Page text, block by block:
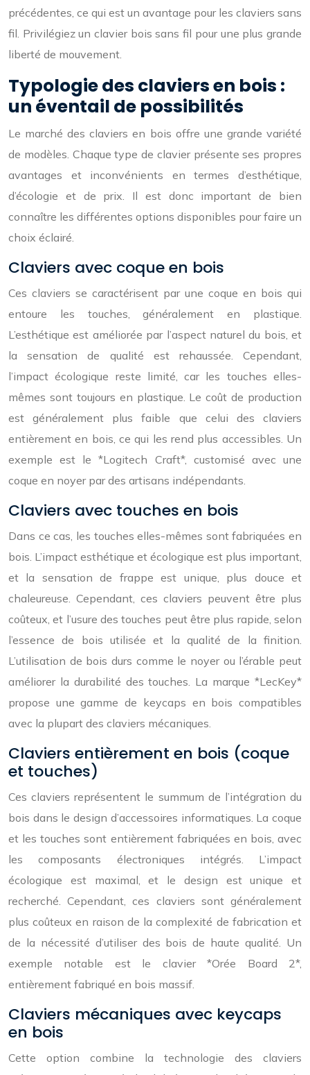
précédentes, ce qui est un avantage pour les claviers sans
fil. Privilégiez un clavier bois sans fil pour une plus grande
liberté de mouvement.
Typologie des claviers en bois :
un éventail de possibilités
Le marché des claviers en bois offre une grande variété
de modèles. Chaque type de clavier présente ses propres
avantages et inconvénients en termes d’esthétique,
d’écologie et de prix. Il est donc important de bien
connaître les différentes options disponibles pour faire un
choix éclairé.
Claviers avec coque en bois
Ces claviers se caractérisent par une coque en bois qui
entoure les touches, généralement en plastique.
L’esthétique est améliorée par l’aspect naturel du bois, et
la sensation de qualité est rehaussée. Cependant,
l’impact écologique reste limité, car les touches elles-
mêmes sont toujours en plastique. Le coût de production
est généralement plus faible que celui des claviers
entièrement en bois, ce qui les rend plus accessibles. Un
exemple est le *Logitech Craft*, customisé avec une
coque en noyer par des artisans indépendants.
Claviers avec touches en bois
Dans ce cas, les touches elles-mêmes sont fabriquées en
bois. L’impact esthétique et écologique est plus important,
et la sensation de frappe est unique, plus douce et
chaleureuse. Cependant, ces claviers peuvent être plus
coûteux, et l’usure des touches peut être plus rapide, selon
l’essence de bois utilisée et la qualité de la finition.
L’utilisation de bois durs comme le noyer ou l’érable peut
améliorer la durabilité des touches. La marque *LecKey*
propose une gamme de keycaps en bois compatibles
avec la plupart des claviers mécaniques.
Claviers entièrement en bois (coque
et touches)
Ces claviers représentent le summum de l’intégration du
bois dans le design d’accessoires informatiques. La coque
et les touches sont entièrement fabriquées en bois, avec
les composants électroniques intégrés. L’impact
écologique est maximal, et le design est unique et
recherché. Cependant, ces claviers sont généralement
plus coûteux en raison de la complexité de fabrication et
de la nécessité d’utiliser des bois de haute qualité. Un
exemple notable est le clavier *Orée Board 2*,
entièrement fabriqué en bois massif.
Claviers mécaniques avec keycaps
en bois
Cette option combine la technologie des claviers